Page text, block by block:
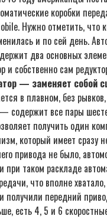
коробки
Нужно отметить, что
и по сей день.
два основных
и собственно сам
— заменяет собой
в плавном, без
содержит все пары
получить один
который имеет сразу
привода не было,
таком раскладе
что вполне
получили передний
есть 4, 5 и 6